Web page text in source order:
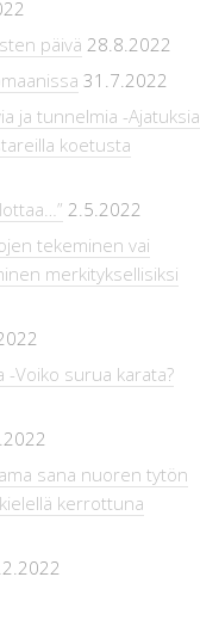
päivä 28.8.2022
31.7.2022
ja tunnelmia -Ajatuksia
koetusta
2.5.2022
tekeminen vai
merkityksellisiksi
Voiko surua karata?
sana nuoren tytön
kerrottuna